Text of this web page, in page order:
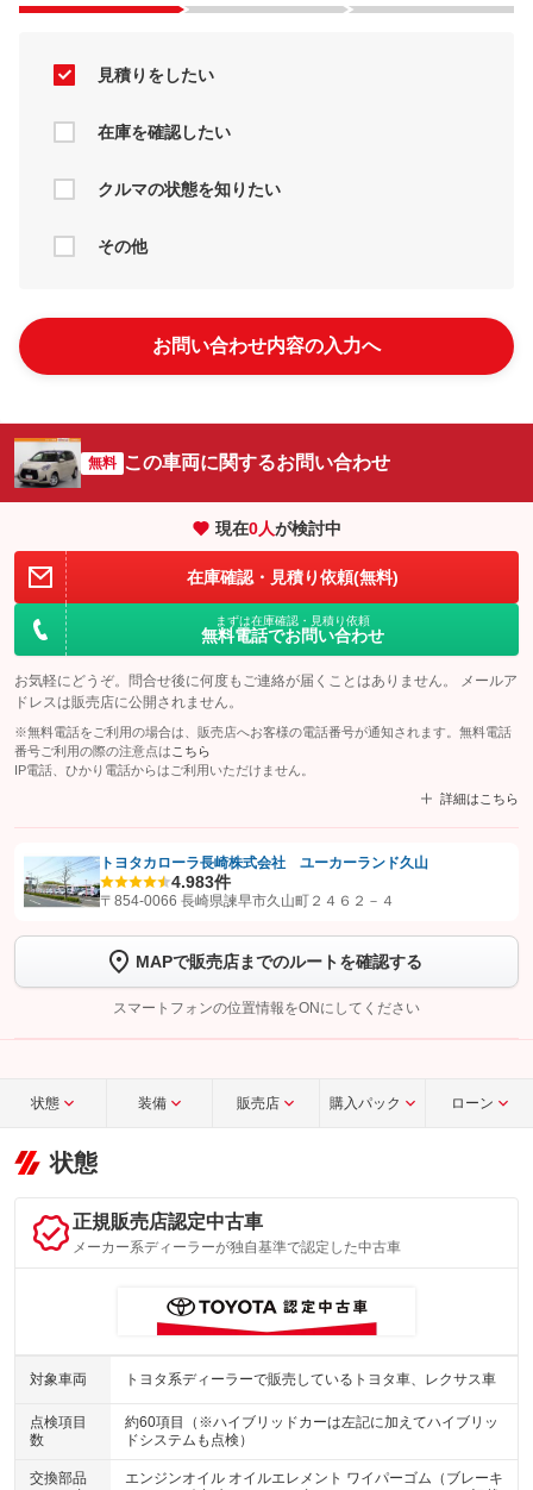
見積りをしたい
在庫を確認したい
クルマの状態を知りたい
その他
お問い合わせ内容の入力へ
無料 この車両に関するお問い合わせ
現在0人が検討中
在庫確認・見積り依頼(無料)
まずは在庫確認・見積り依頼
無料電話でお問い合わせ
お気軽にどうぞ。問合せ後に何度もご連絡が届くことはありません。 メールア
ドレスは販売店に公開されません。
※無料電話をご利用の場合は、販売店へお客様の電話番号が通知されます。無料電話
番号ご利用の際の注意点は こちら
IP電話、ひかり電話からはご利用いただけません。
詳細はこちら
【STEP1】認証画面でグーネットを友だち追加してから「許可する」ボタンを押
トーク画面で
ボタンをタップして問い合わせを
完了してください。
こちら
トヨタカローラ長崎株式会社 ユーカーランド久山
4.983件
〒854-0066 長崎県諫早市久山町２４６２－４
MAPで販売店までのルートを確認する
スマートフォンの位置情報をONにしてください
状態 装備 販売店 購入パック ローン
状態
正規販売店認定中古車
メーカー系ディーラーが独自基準で認定した中古車
対象車両 トヨタ系ディーラーで販売しているトヨタ車、レクサス車
点検項目
数
約60項目（※ハイブリッドカーは左記に加えてハイブリッ
ドシステムも点検）
交換部品
エンジンオイル オイルエレメント ワイパーゴム（ブレーキ